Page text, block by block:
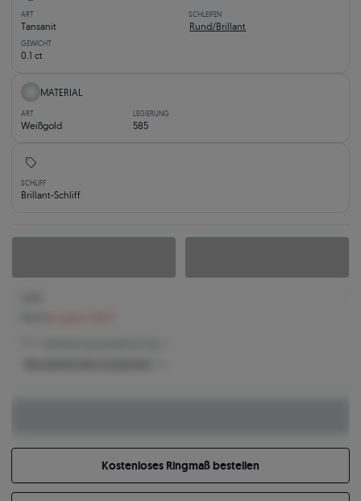
ART
Tansanit
SCHLEIFEN
Rund/Brillant
GEWICHT
0.1 ct
MATERIAL
ART
Weißgold
LEGIERUNG
585
SCHLIFF
Brillant-Schliff
Kostenloses Ringmaß bestellen